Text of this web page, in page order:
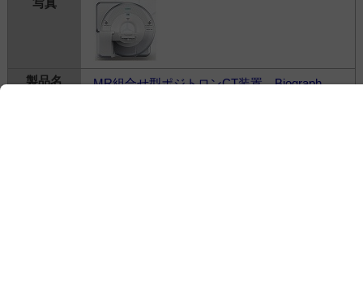
MR組合せ型ポジトロンCT装置 Biograph